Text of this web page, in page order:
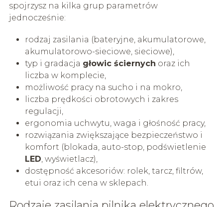
spojrzysz na kilka grup parametrów
jednocześnie:
rodzaj zasilania (bateryjne, akumulatorowe,
akumulatorowo-sieciowe, sieciowe),
typ i gradacja głowic ściernych oraz ich
liczba w komplecie,
możliwość pracy na sucho i na mokro,
liczba prędkości obrotowych i zakres
regulacji,
ergonomia uchwytu, waga i głośność pracy,
rozwiązania zwiększające bezpieczeństwo i
komfort (blokada, auto-stop, podświetlenie
LED , wyświetlacz),
dostępność akcesoriów: rolek, tarcz, filtrów,
etui oraz ich cena w sklepach.